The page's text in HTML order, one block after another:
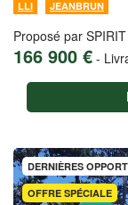
LLI JEANBRUN
Proposé par
166 900 € -
OFFRE SPÉCIALE
DERNIÈRES